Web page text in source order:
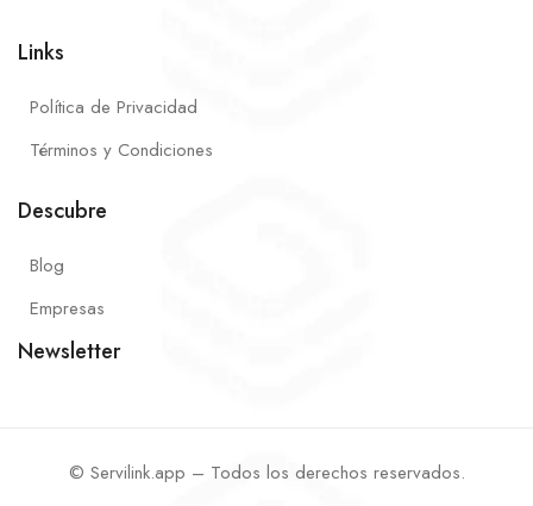
Links
Política de Privacidad
Términos y Condiciones
Descubre
Blog
Empresas
Newsletter
© Servilink.app – Todos los derechos reservados.